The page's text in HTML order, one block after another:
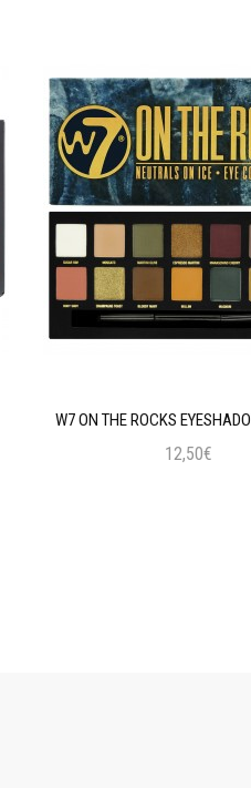
W7 ON THE ROCKS
12,50€